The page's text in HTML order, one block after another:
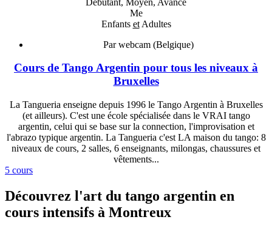
Me
Enfants etAdultes
Par webcam (Belgique)
Cours de Tango Argentin pour tous les niveaux à
Bruxelles
La Tangueria enseigne depuis 1996 le Tango Argentin à Bruxelles
(et ailleurs). C'est une école spécialisée dans le VRAI tango
argentin, celui qui se base sur la connection, l'improvisation et
l'abrazo typique argentin. La Tangueria c'est LA maison du tango: 8
niveaux de cours, 2 salles, 6 enseignants, milongas, chaussures et
vêtements...
5 cours
Découvrez l'art du tango argentin en
cours intensifs à Montreux